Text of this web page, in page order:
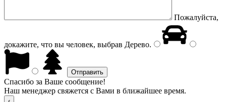
Пожалуйста,
докажите, что вы человек, выбрав Дерево.
Спасибо за Ваше сообщение!
Наш менеджер свяжется с Вами в ближайшее время.